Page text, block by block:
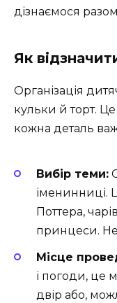
дізнаємося
Як
Організація
кульки й торт.
кожна деталь
Вибір теми:
іменинниці.
Поттера,
принцеси.
Місце
і погоди, це
двір або,